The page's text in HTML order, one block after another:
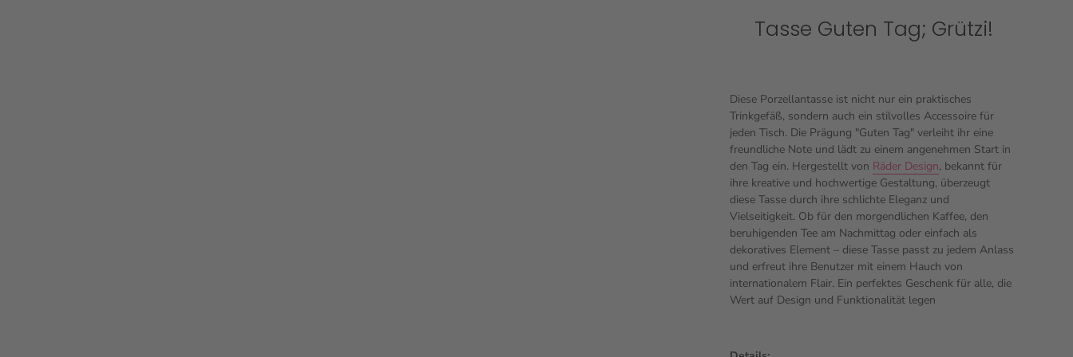
Tasse Guten Tag; Grützi!
Diese Porzellantasse ist nicht nur ein praktisches
Trinkgefäß, sondern auch ein stilvolles Accessoire für
jeden Tisch. Die Prägung "Guten Tag" verleiht ihr eine
freundliche Note und lädt zu einem angenehmen Start in
den Tag ein. Hergestellt von Räder Design, bekannt für
ihre kreative und hochwertige Gestaltung, überzeugt
diese Tasse durch ihre schlichte Eleganz und
Vielseitigkeit. Ob für den morgendlichen Kaffee, den
beruhigenden Tee am Nachmittag oder einfach als
dekoratives Element – diese Tasse passt zu jedem Anlass
und erfreut ihre Benutzer mit einem Hauch von
internationalem Flair. Ein perfektes Geschenk für alle, die
Wert auf Design und Funktionalität legen